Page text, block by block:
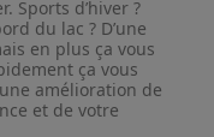
Sports d’hiver ?
du lac ? D’une
en plus ça vous
ça vous
amélioration de
et de votre